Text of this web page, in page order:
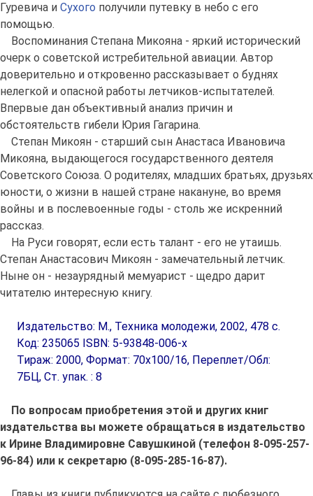
Гуревича и Сухого получили путевку в небо с его
помощью.
Воспоминания Степана Микояна - яркий исторический
очерк о советской истребительной авиации. Автор
доверительно и откровенно рассказывает о буднях
нелегкой и опасной работы летчиков-испытателей.
Впервые дан объективный анализ причин и
обстоятельств гибели Юрия Гагарина.
Степан Микоян - старший сын Анастаса Ивановича
Микояна, выдающегося государственного деятеля
Советского Союза. О родителях, младших братьях, друзьях
юности, о жизни в нашей стране накануне, во время
войны и в послевоенные годы - столь же искренний
рассказ.
На Руси говорят, если есть талант - его не утаишь.
Степан Анастасович Микоян - замечательный летчик.
Ныне он - незаурядный мемуарист - щедро дарит
читателю интересную книгу.
Издательство: М., Техника молодежи, 2002, 478 c.
Код: 235065 ISBN: 5-93848-006-х
Тираж: 2000, Формат: 70х100/16, Переплет/Обл:
7БЦ, Ст. упак. : 8
По вопросам приобретения этой и других книг
издательства вы можете обращаться в издательство
к Ирине Владимировне Савушкиной (телефон 8-095-257-
96-84) или к секретарю (8-095-285-16-87).